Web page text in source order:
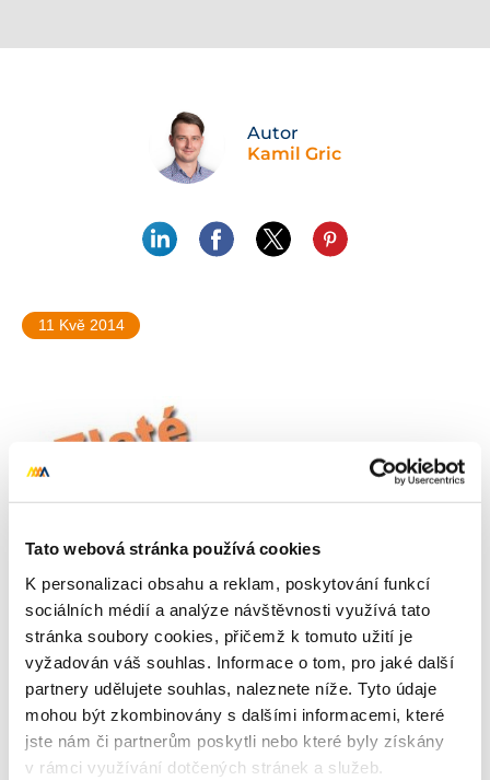
Tato webová stránka používá cookies
K personalizaci obsahu a reklam, poskytování funkcí
sociálních médií a analýze návštěvnosti využívá tato
stránka soubory cookies, přičemž k tomuto užití je
vyžadován váš souhlas. Informace o tom, pro jaké další
partnery udělujete souhlas, naleznete níže. Tyto údaje
mohou být zkombinovány s dalšími informacemi, které
jste nám či partnerům poskytli nebo které byly získány
v rámci využívání dotčených stránek a služeb.
Autor
Kamil Gric
11 Kvě 2014
Autor
Kamil Gric
Kamil pracuje na pozici PR Manager.
Aktivně se věnuje zejména
problematice PR a obsahu. Připravuje